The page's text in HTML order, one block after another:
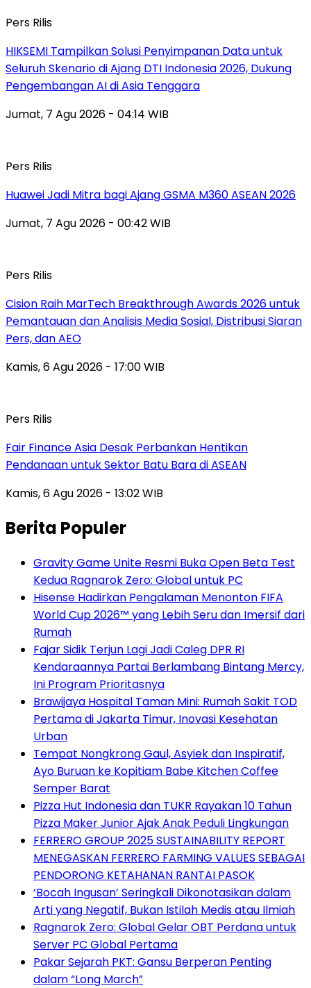
Pers Rilis
HIKSEMI Tampilkan Solusi Penyimpanan Data untuk
Seluruh Skenario di Ajang DTI Indonesia 2026, Dukung
Pengembangan AI di Asia Tenggara
Jumat, 7 Agu 2026 - 04:14 WIB
Pers Rilis
Huawei Jadi Mitra bagi Ajang GSMA M360 ASEAN 2026
Jumat, 7 Agu 2026 - 00:42 WIB
Pers Rilis
Cision Raih MarTech Breakthrough Awards 2026 untuk
Pemantauan dan Analisis Media Sosial, Distribusi Siaran
Pers, dan AEO
Kamis, 6 Agu 2026 - 17:00 WIB
Pers Rilis
Fair Finance Asia Desak Perbankan Hentikan
Pendanaan untuk Sektor Batu Bara di ASEAN
Kamis, 6 Agu 2026 - 13:02 WIB
Berita Populer
Gravity Game Unite Resmi Buka Open Beta Test
Kedua Ragnarok Zero: Global untuk PC
Hisense Hadirkan Pengalaman Menonton FIFA
World Cup 2026™ yang Lebih Seru dan Imersif dari
Rumah
Fajar Sidik Terjun Lagi Jadi Caleg DPR RI
Kendaraannya Partai Berlambang Bintang Mercy,
Ini Program Prioritasnya
Brawijaya Hospital Taman Mini: Rumah Sakit TOD
Pertama di Jakarta Timur, Inovasi Kesehatan
Urban
Tempat Nongkrong Gaul, Asyiek dan Inspiratif,
Ayo Buruan ke Kopitiam Babe Kitchen Coffee
Semper Barat
Pizza Hut Indonesia dan TUKR Rayakan 10 Tahun
Pizza Maker Junior Ajak Anak Peduli Lingkungan
FERRERO GROUP 2025 SUSTAINABILITY REPORT
MENEGASKAN FERRERO FARMING VALUES SEBAGAI
PENDORONG KETAHANAN RANTAI PASOK
‘Bocah Ingusan’ Seringkali Dikonotasikan dalam
Arti yang Negatif, Bukan Istilah Medis atau Ilmiah
Ragnarok Zero: Global Gelar OBT Perdana untuk
Server PC Global Pertama
Pakar Sejarah PKT: Gansu Berperan Penting
dalam “Long March”